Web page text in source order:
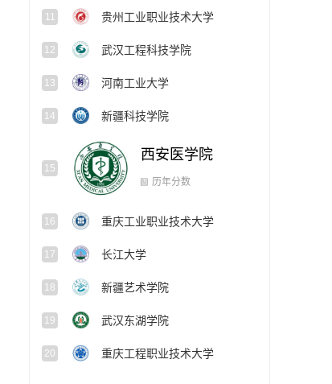
11 贵州工业职业技术大学
12 武汉工程科技学院
13 河南工业大学
14 新疆科技学院
西安医学院
历年分数
17 长江大学
18 新疆艺术学院
19 武汉东湖学院
20 重庆工程职业技术大学